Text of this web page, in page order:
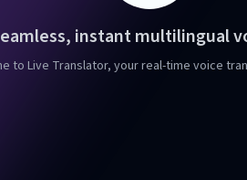
instant multilingual
to Live Translator, your real-time voice